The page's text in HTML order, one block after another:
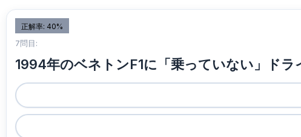
正解率: 40%
7問目:
1994年のベネトンF1に「乗っていない」ドラ